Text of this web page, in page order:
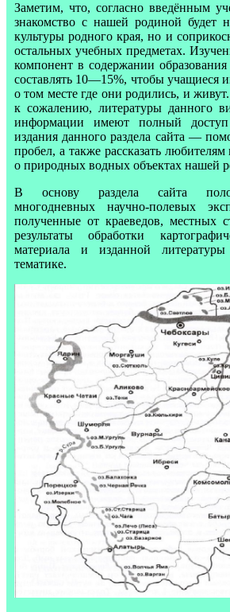
Заметим, что, согласно введённым
знакомство с нашей родиной будет
культуры родного края, но и
остальных учебных предметах.
компонент в содержании
составлять 10—15%, чтобы учащиеся
о том месте где они родились, и
к сожалению, литературы данного
информации имеют полный
издания данного раздела сайта —
пробел, а также рассказать
о природных водных объектах нашей
В основу раздела сайта
многодневных научно-полевых
полученные от краеведов, местных
результаты обработки
материала и изданной литературы
тематике.